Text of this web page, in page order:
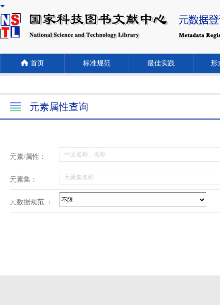
首页 标准规范 最佳实践 形
元素属性查询
元素/属性：
元素集：
元数据规范 ：